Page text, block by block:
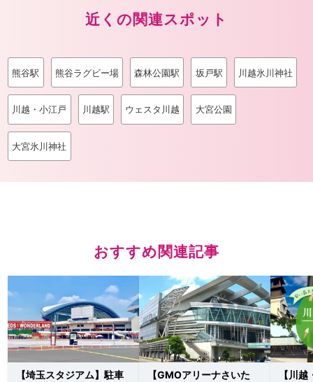
近くの関連スポット
熊谷駅 熊谷ラグビー場 森林公園駅 坂戸駅 川越氷川神社
川越・小江戸 川越駅 ウェスタ川越 大宮公園
大宮氷川神社
おすすめ関連記事
【埼玉スタジアム】駐車
【GMOアリーナさいた
【川